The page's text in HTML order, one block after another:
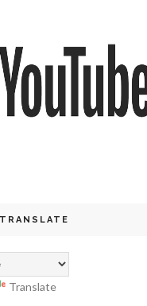
TRANSLATE
Translate